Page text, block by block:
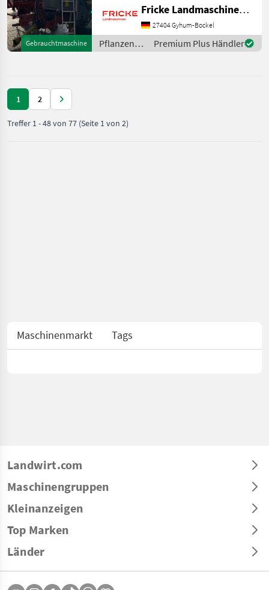
Gebrauchtmaschine
Gelenkwelle,
Einspülschleuse,
Druckluftbremse,
Deichsellenkung,
Fricke Landmaschinen GmbH
27404 Gyhum-Bockel
Pflanzenschutz
/ Rau
Premium Plus Händler
1 2
Treffer 1-48von 77 (Seite 1 von 2)
Maschinenmarkt Tags
Landwirt.com
Maschinengruppen
Kleinanzeigen
Top Marken
Länder